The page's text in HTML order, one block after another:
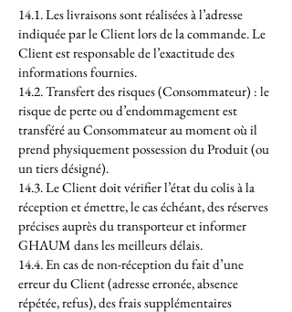
14.1. Les livraisons sont réalisées à l’adresse
indiquée par le Client lors de la commande. Le
Client est responsable de l’exactitude des
informations fournies.
14.2. Transfert des risques (Consommateur) : le
risque de perte ou d’endommagement est
transféré au Consommateur au moment où il
prend physiquement possession du Produit (ou
un tiers désigné).
14.3. Le Client doit vérifier l’état du colis à la
réception et émettre, le cas échéant, des réserves
précises auprès du transporteur et informer
GHAUM dans les meilleurs délais.
14.4. En cas de non-réception du fait d’une
erreur du Client (adresse erronée, absence
répétée, refus), des frais supplémentaires